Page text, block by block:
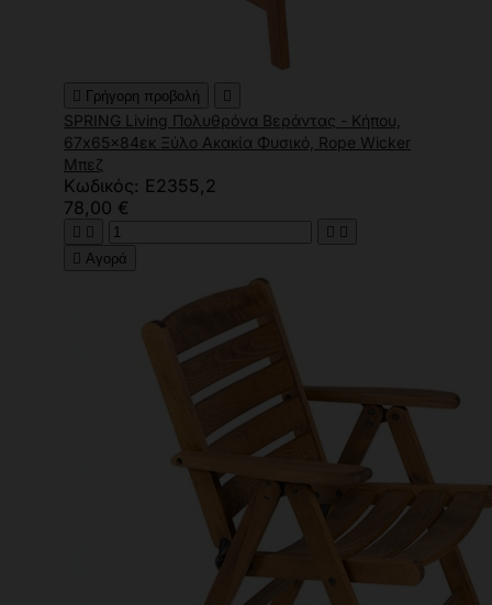
 Γρήγορη προβολή 
SPRING Living Πολυθρόνα Βεράντας - Κήπου,
67x65x84εκ Ξύλο Ακακία Φυσικό, Rope Wicker
Μπεζ
Κωδικός: Ε2355,2
78,00 €
   
 Αγορά